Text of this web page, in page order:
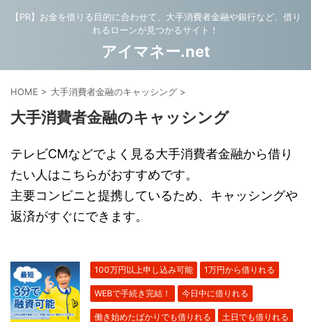
【PR】お金を借りる目的に合わせて、大手消費者金融や銀行など、借り
れるローンが見つかるサイト！
アイマネー.net
HOME > 大手消費者金融のキャッシング >
大手消費者金融のキャッシング
テレビCMなどでよく見る大手消費者金融から借り
たい人はこちらがおすすめです。
主要コンビニと提携しているため、キャッシングや
返済がすぐにできます。
100万円以上申し込み可能 1万円から借りれる
WEBで手続き完結！ 今日中に借りれる
働き始めたばかりでも借りれる 土日でも借りれる